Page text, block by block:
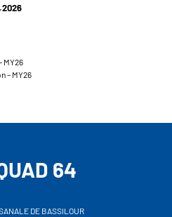
MY26
– MY26
64
DE BASSILOUR